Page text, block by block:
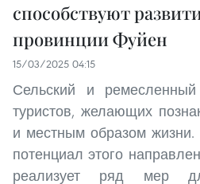
способствуют
провинции Фуйен
15/03/2025 04:15
Сельский и
туристов, желающих
и местным образом
потенциал этого
реализует ряд мер